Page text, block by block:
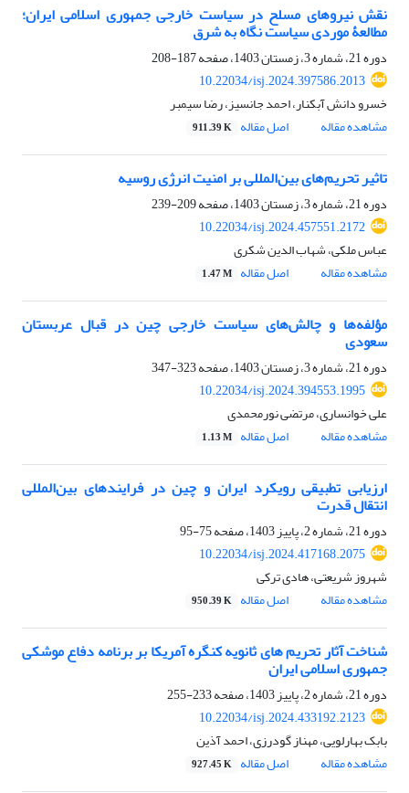
نقش نیروهای مسلح در سیاست خارجی جمهوری اسلامی ایران؛
مطالعۀ موردی سیاست نگاه به شرق
دوره 21، شماره 3، زمستان 1403، صفحه
187-208
10.22034/isj.2024.397586.2013
خسرو دانش آبکنار، احمد جانسیز، رضا سیمبر
مشاهده مقاله
اصل مقاله 911.39 K
تاثیر تحریم‌های بین‌المللی بر امنیت انرژی روسیه
دوره 21، شماره 3، زمستان 1403، صفحه
209-239
10.22034/isj.2024.457551.2172
عباس ملکی، شهاب الدین شکری
مشاهده مقاله
اصل مقاله 1.47 M
مؤلفه‌ها و چالش‌های سیاست خارجی چین در قبال عربستان
سعودی
دوره 21، شماره 3، زمستان 1403، صفحه
323-347
10.22034/isj.2024.394553.1995
علی خوانساری، مرتضی نورمحمدی
مشاهده مقاله
اصل مقاله 1.13 M
ارزیابی تطبیقی رویکرد ایران و چین در فرایندهای بین‌المللی
انتقال قدرت
دوره 21، شماره 2، پاییز 1403، صفحه
75-95
10.22034/isj.2024.417168.2075
شهروز شریعتی، هادی ترکی
مشاهده مقاله
اصل مقاله 950.39 K
شناخت آثار تحریم های ثانویه کنگره آمریکا بر برنامه دفاع موشکی
جمهوری اسلامی ایران
دوره 21، شماره 2، پاییز 1403، صفحه
233-255
10.22034/isj.2024.433192.2123
بابک بهارلویی، مهناز گودرزی، احمد آذین
مشاهده مقاله
اصل مقاله 927.45 K